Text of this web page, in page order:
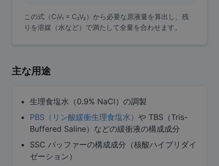
この式（C₁V₁ = C₂V₂）から必要な原液量を算出し、残
りを溶媒（水など）で満たして全量を合わせます。
主な用途
生理食塩水（0.9% NaCl）の調製
PBS（リン酸緩衝生理食塩水） や TBS（Tris-
Buffered Saline）などの緩衝液の構成成分
SSC バッファーの構成成分（核酸ハイブリダイ
ゼーション）